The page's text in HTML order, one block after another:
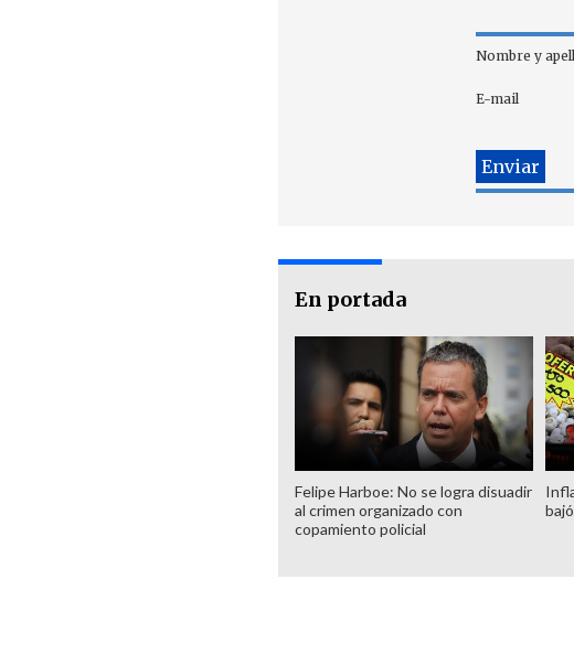
Nombre y
E-mail
En portada
Felipe Harboe: No se logra disuadir
al crimen organizado con
copamiento policial